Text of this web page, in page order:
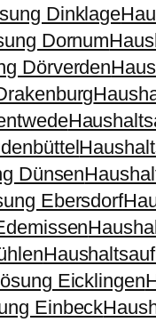
Dinklage
Dornum
Dörverden
Dünsen
Ebersdorf
Eicklingen
Einbeck